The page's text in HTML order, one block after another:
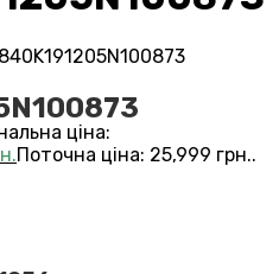
ціна:
Поточна ціна: 25,999 грн..